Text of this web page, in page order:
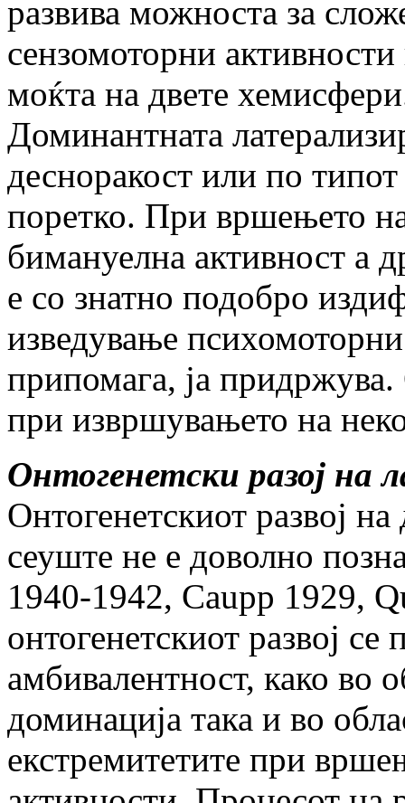
развива можноста за
сензомоторни
моќта на двете
Доминантната
десноракост или по
поретко. При вршењето
бимануелна активност а
е со знатно подобро
изведување
припомага, ја
при извршувањето на
Онтогенетски разој на
Онтогенетскиот развој
сеуште не е доволно
1940-1942, Caupp 1929,
онтогенетскиот развој
амбивалентност, како во
доминација така и во
екстремитетите при